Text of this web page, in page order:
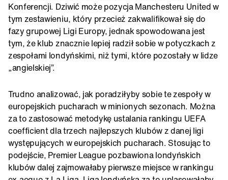
Konferencji. Dziwić może pozycja Manchesteru United w
tym zestawieniu, który przecież zakwalifikował się do
fazy grupowej Ligi Europy, jednak spowodowana jest
tym, że klub znacznie lepiej radził sobie w potyczkach z
zespołami londyńskimi, niż tymi, które pozostały w lidze
„angielskiej”.
Trudno analizować, jak poradziłyby sobie te zespoły w
europejskich pucharach w minionych sezonach. Można
za to zastosować metodykę ustalania rankingu UEFA
coefficient dla trzech najlepszych klubów z danej ligi
występujących w europejskich pucharach. Stosując to
podejście, Premier League pozbawiona londyńskich
klubów dalej zajmowałaby pierwsze miejsce w rankingu